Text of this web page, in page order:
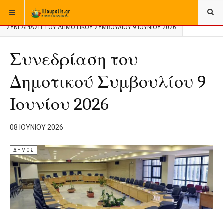
ΒΡΊΣΚΕΣΤΕ ΕΔΏ: ΑΡΧΙΚΉ
ΣΥΝΕΔΡΊΑΣΗ ΤΟΥ ΔΗΜΟΤΙΚΟΎ ΣΥΜΒΟΥΛΊΟΥ 9 ΙΟΥΝΊΟΥ 2026
Συνεδρίαση του
Δημοτικού Συμβουλίου 9
Ιουνίου 2026
08 ΙΟΥΝΊΟΥ 2026
ΔΗΜΟΣ